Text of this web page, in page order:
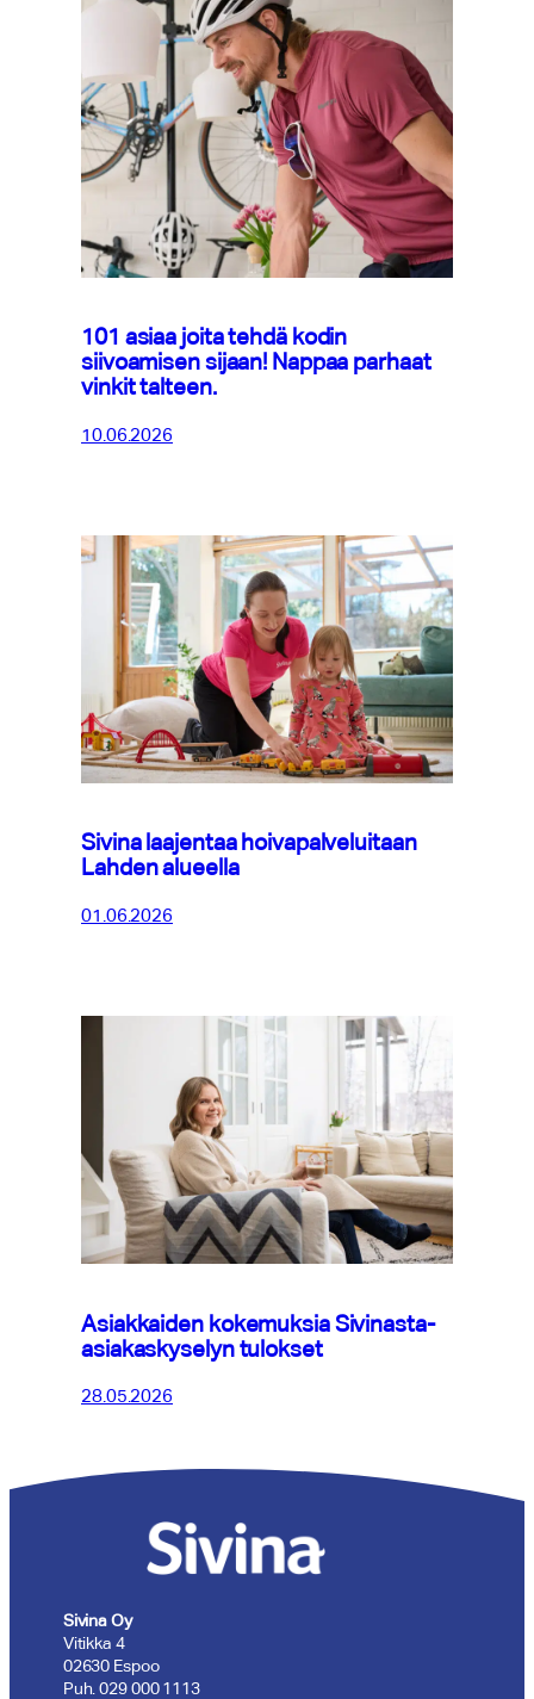
101 asiaa joita tehdä kodin
siivoamisen sijaan! Nappaa parhaat
vinkit talteen.
10.06.2026
Sivina laajentaa hoivapalveluitaan
Lahden alueella
01.06.2026
Asiakkaiden kokemuksia Sivinasta-
asiakaskyselyn tulokset
28.05.2026
Sivina Oy
Vitikka 4
02630 Espoo
Puh. 029 000 1113